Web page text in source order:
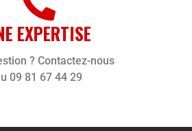
EXPERTISE
? Contactez-nous
09 81 67 44 29